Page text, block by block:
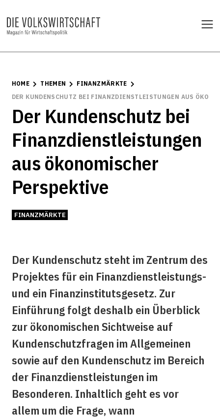
HOME THEMEN
FINANZMÄRKTE
DER KUNDENSCHUTZ BEI FINANZDIENSTLEISTUNGEN AUS
Der Kundenschutz bei
Finanzdienstleistungen
aus ökonomischer
Perspektive
FINANZMÄRKTE
Der Kundenschutz steht im Zentrum des
Projektes für ein Finanzdienstleistungs-
und ein Finanzinstitutsgesetz. Zur
Einführung folgt deshalb ein Überblick
zur ökonomischen Sichtweise auf
Kundenschutzfragen im Allgemeinen
sowie auf den Kundenschutz im Bereich
der Finanzdienstleistungen im
Besonderen. Inhaltlich geht es vor
allem um die Frage, wann